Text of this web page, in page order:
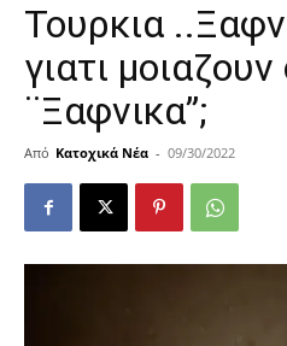
Τουρκια
γιατι
¨Ξαφνικα”;
Από Κατοχικά Νέα - 09/30/2022